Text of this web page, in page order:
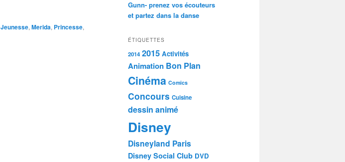
Jeunesse, Merida, Princesse,
Gunn- prenez vos écouteurs
et partez dans la danse
ÉTIQUETTES
2014 2015 Activités
Animation Bon Plan
Cinéma Comics
Concours Cuisine
dessin animé
Disney
Disneyland Paris
Disney Social Club DVD